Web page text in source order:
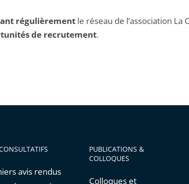
régulièrement le réseau de l’association La
de recrutement.
avis rendus
PUBLICATIONS &
COLLOQUES
Colloques et